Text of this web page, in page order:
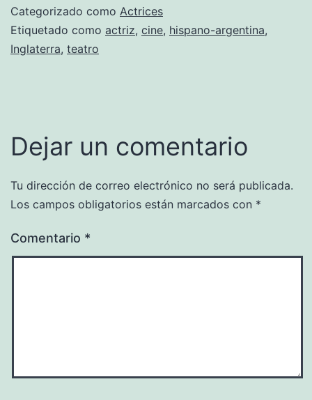
Categorizado como Actrices
Etiquetado como actriz, cine, hispano-argentina,
Inglaterra, teatro
Dejar un comentario
Tu dirección de correo electrónico no será publicada.
Los campos obligatorios están marcados con *
Comentario *